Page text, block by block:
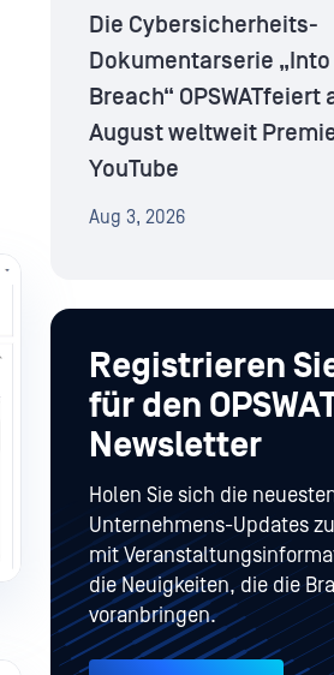
Die Cybersicherheits-
Dokumentarserie
Breach“ OPSWATfeiert
August weltweit
YouTube
Aug 3, 2026
Registrieren
für den
Newsletter
Holen Sie sich die neuesten
Unternehmens-Updates
mit
die Neuigkeiten, die die
voranbringen.